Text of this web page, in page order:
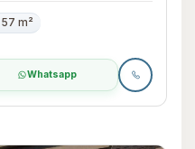
57 m²
Whatsapp